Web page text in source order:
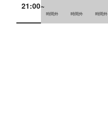
21:00~
時間外 時間外 時間外